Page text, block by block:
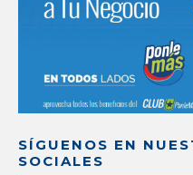
SÍGUENOS EN
SOCIALES